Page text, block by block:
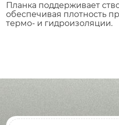
Планка поддерживает
обеспечивая плотность
термо- и гидроизоляции.